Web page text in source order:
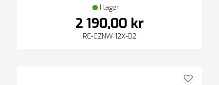
I lager
2 190,00 kr
RE-GZNW 12X-D2